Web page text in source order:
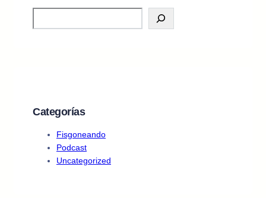
e
Categorías
Fisgoneando
Podcast
Uncategorized